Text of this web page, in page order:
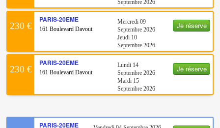
Septembre 2026
Je réserve
230 €
PARIS-20EME
161 Boulevard Davout
Mercredi 09
Septembre 2026
Jeudi 10
Septembre 2026
Je réserve
230 €
PARIS-20EME
161 Boulevard Davout
Lundi 14
Septembre 2026
Mardi 15
Septembre 2026
PARIS-20EME